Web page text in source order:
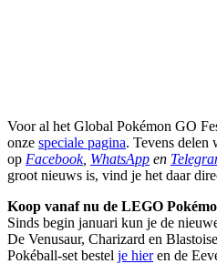
Voor al het Global Pokémon GO
onze speciale pagina. Tevens delen
op Facebook, WhatsApp en
groot nieuws is, vind je het daar
Koop vanaf nu de LEGO
Sinds begin januari kun je de
De Venusaur, Charizard en
Pokéball-set bestel je hieren de